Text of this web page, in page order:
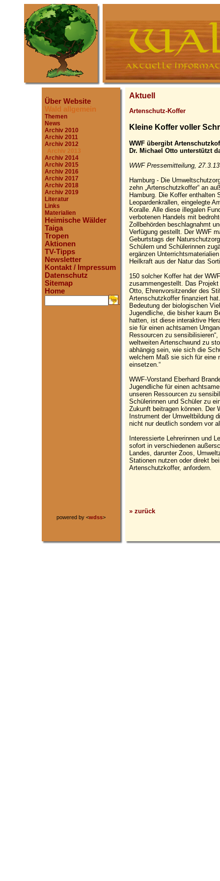
Über Website
Wald allgemein
Themen
News
Archiv 2010
Archiv 2011
Archiv 2012
Archiv 2013
Archiv 2014
Archiv 2015
Archiv 2016
Archiv 2017
Archiv 2018
Archiv 2019
Literatur
Links
Materialien
Heimische Wälder
Taiga
Tropen
Aktionen
TV-Tipps
Newsletter
Kontakt / Impressum
Datenschutz
Sitemap
Home
.
powered by <wdss>
Aktuell
Artenschutz-Koffer
Kleine Koffer voller
WWF übergibt
Dr. Michael Otto unterstützt
WWF Pressemitteilung, 27.3.13
Hamburg - Die
zehn „Artenschutzkoffer“ an
Hamburg. Die Koffer enthalten
Leopardenkrallen, eingelegte
Koralle. Alle diese illegalen
verbotenen Handels mit
Zollbehörden beschlagnahmt
Verfügung gestellt. Der WWF
Geburtstags der
Schülern und Schülerinnen
ergänzen
Heilkraft aus der Natur das
150 solcher Koffer hat der
zusammengestellt. Das
Otto, Ehrenvorsitzender des
Artenschutzkoffer finanziert
Bedeutung der biologischen
Jugendliche, die bisher kaum
hatten, ist diese interaktive
sie für einen achtsamen
Ressourcen zu
weltweiten Artenschwund zu
abhängig sein, wie sich die
welchem Maß sie sich für eine
einsetzen.“
WWF-Vorstand Eberhard
Jugendliche für einen
unseren Ressourcen zu
Schülerinnen und Schüler zu
Zukunft beitragen können. Der
Instrument der Umweltbildung
nicht nur deutlich sondern vor
Interessierte Lehrerinnen und
sofort in verschiedenen
Landes, darunter Zoos,
Stationen nutzen oder direkt
Artenschutzkoffer, anfordern.
» zurück